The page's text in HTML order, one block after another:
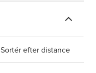
Sortér efter distance